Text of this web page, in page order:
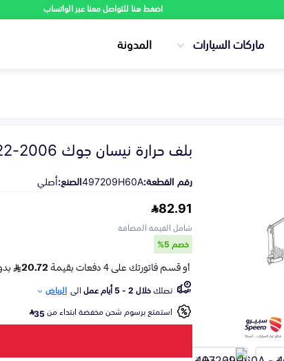
اضغط هنا للتواصل معنا عبر الواتساب
ماركات السيارات المدونة
بلف حرارة نيسان جوك 2006-2022
رقم القطعة:497209H60Aالصنع:أصلي
82.91
شامل القيمة المضافة
خصم 5%
تصلكخلال 2 - 5 أيام عمل الى الرياض
استمتع برسوم شحن مخفضة ابتداء من35